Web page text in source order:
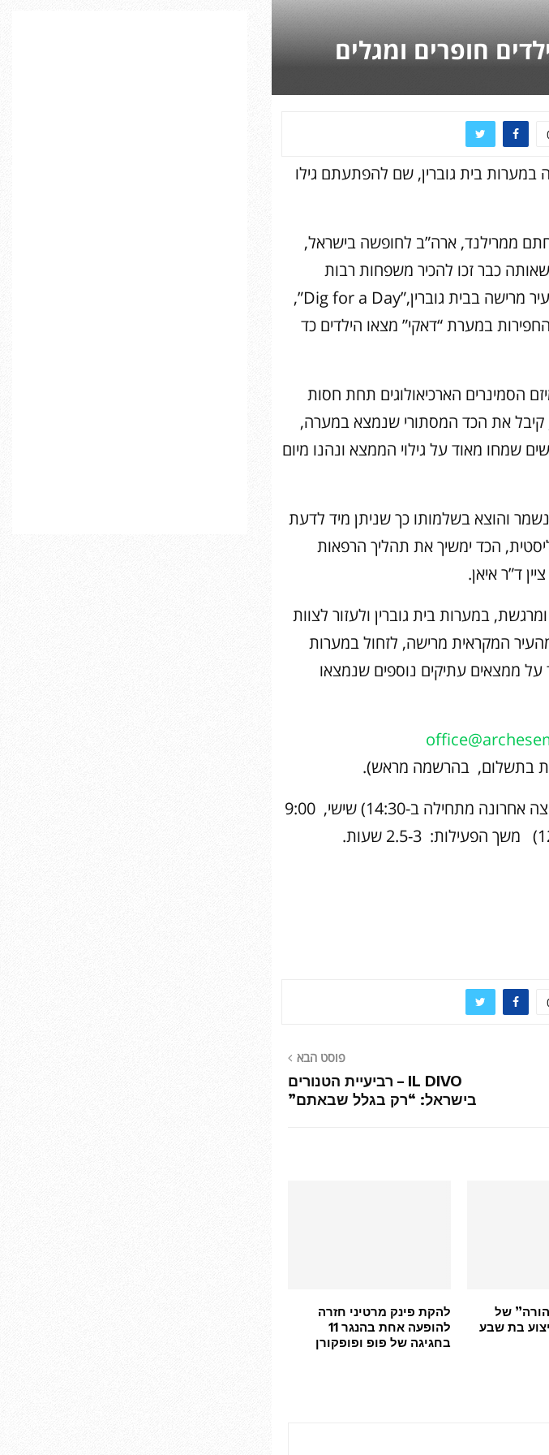
חופרים ומגלים
במערות בית גוברין, שם להפתעתם גילו
הגיעו עם משפחתם ממרילנד, ארה”ב לחופשה בישראל,
כבר זכו להכיר משפחות רבות
בישראל: חפירה במערות המקראיות של העיר מרישה בבית גוברין,”Dig for a Day”,
במערת “דאקי” מצאו הילדים כד
הסמינרים הארכיאולוגים תחת חסות
קיבל את הכד המסתורי שנמצא במערה,
שמחו מאוד על גילוי הממצא ונהנו מיום
והוצא בשלמותו כך שניתן מיד לדעת
הכד ימשיך את תהליך הרפאות
ד”ר איאן.
במערות בית גוברין ולעזור לצוות
המקראית מרישה, לזחול במערות
על ממצאים עתיקים נוספים שנמצאו
בתשלום, בהרשמה מראש).
שעות פעילות: א’-ה’ , 9:00 – 17:00 (קבוצה אחרונה מתחילה ב-14:30) שישי, 9:00
משך הפעילות: 2.5-3 שעות.
פוסט הבא
IL DIVO – רביעיית הטנורים
בישראל: “רק בגלל שבאתם”
של
בת שבע
להקת פינק מרטיני חזרה
להופעה אחת בהנגר 11
בחגיגה של פופ ופופקורן